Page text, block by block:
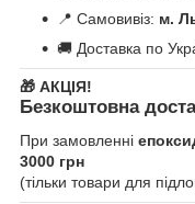
📍 Самовивіз: м.
🚚 Доставка по
🎁 АКЦІЯ!
Безкоштовна
При замовленні
3000 грн
(тільки товари для